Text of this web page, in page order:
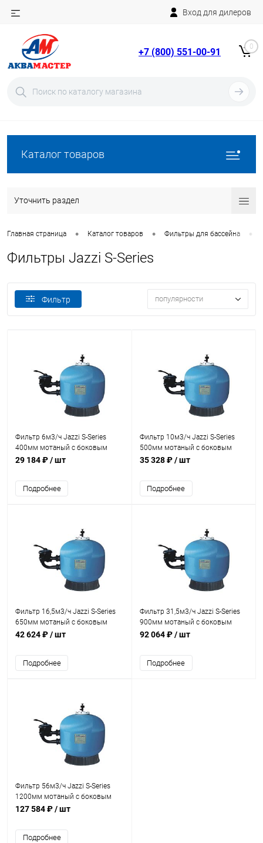
Вход для дилеров
+7 (800) 551-00-91 0
Каталог товаров
Уточнить раздел
Главная страница • Каталог товаров • Фильтры для бассейна •
Фильтры Jazzi S-Series
Фильтр популярности
Фильтр 6м3/ч Jazzi S-Series
400мм мотаный c боковым
вентилем 1 1/2" (040216)
29 184 ₽/ шт
Подробнее
Фильтр 10м3/ч Jazzi S-Series
500мм мотаный c боковым
вентилем 1 1/2" (040221)
35 328 ₽/ шт
Подробнее
Фильтр 16,5м3/ч Jazzi S-Series
650мм мотаный c боковым
вентилем 1 1/2" (040225)
42 624 ₽/ шт
Подробнее
Фильтр 31,5м3/ч Jazzi S-Series
900мм мотаный c боковым
вентилем 2" (040236)
92 064 ₽/ шт
Подробнее
Фильтр 56м3/ч Jazzi S-Series
1200мм мотаный c боковым
вентилем 2" (040248)
127 584 ₽/ шт
Подробнее